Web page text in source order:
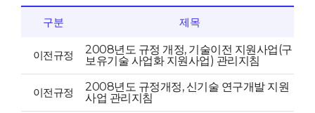
구분 제목
이전규정
2008년도 규정 개정, 기술이전 지원사업(구
보유기술 사업화 지원사업) 관리지침
이전규정
2008년도 규정개정, 신기술 연구개발 지원
사업 관리지침